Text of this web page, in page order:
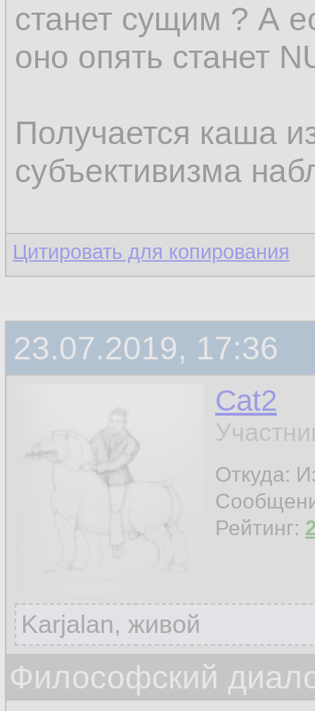
станет сущим ? А
оно опять станет
Получается каша
субъективизма
Цитировать для копирования
23.07.2019, 17:36
Cat2
Откуда:
Рейтинг:
Karjalan, живой
Философский